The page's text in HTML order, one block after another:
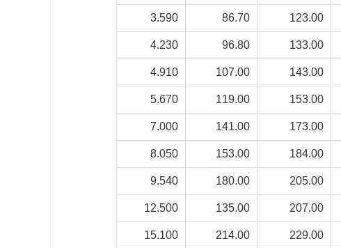
123.00
86.70
3.590
133.00
96.80
4.230
143.00
107.00
4.910
153.00
119.00
5.670
173.00
141.00
7.000
184.00
153.00
8.050
205.00
180.00
9.540
207.00
135.00
12.500
229.00
214.00
15.100